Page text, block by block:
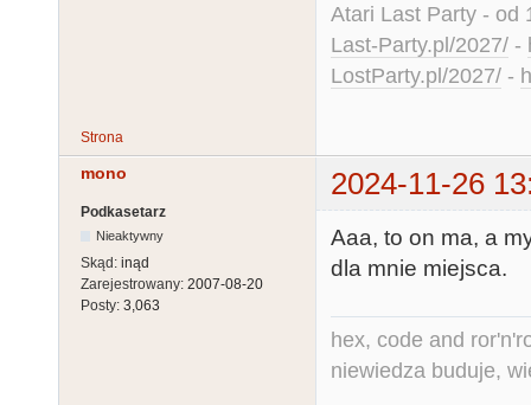
Atari Last Party - od
Last-Party.pl/2027/ -
LostParty.pl/2027/ -
Strona
mono 2024-11-26
Podkasetarz
Nieaktywny
Skąd: inąd
Zarejestrowany: 2007-08-20
Posty: 3,063
Aaa, to on ma, a
dla mnie miejsca.
hex, code and
niewiedza buduje,